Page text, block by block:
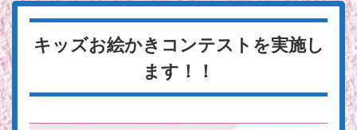
キッズお絵かきコンテストを実施し
ます！！